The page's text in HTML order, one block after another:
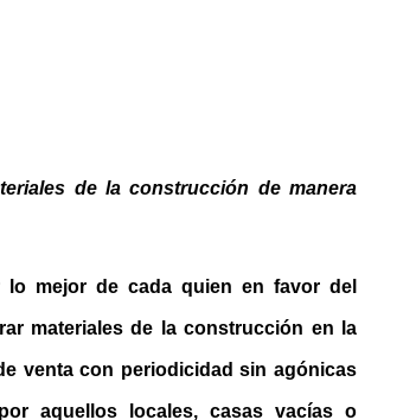
de la construcción de manera
lo mejor de cada quien en favor del
materiales de la construcción en la
venta con periodicidad sin agónicas
aquellos locales, casas vacías o